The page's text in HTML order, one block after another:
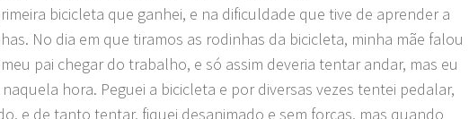
bicicleta que ganhei, e na dificuldade que tive de aprender a
No dia em que tiramos as rodinhas da bicicleta, minha mãe falou
pai chegar do trabalho, e só assim deveria tentar andar, mas eu
hora. Peguei a bicicleta e por diversas vezes tentei pedalar,
e de tanto tentar, fiquei desanimado e sem forças, mas quando